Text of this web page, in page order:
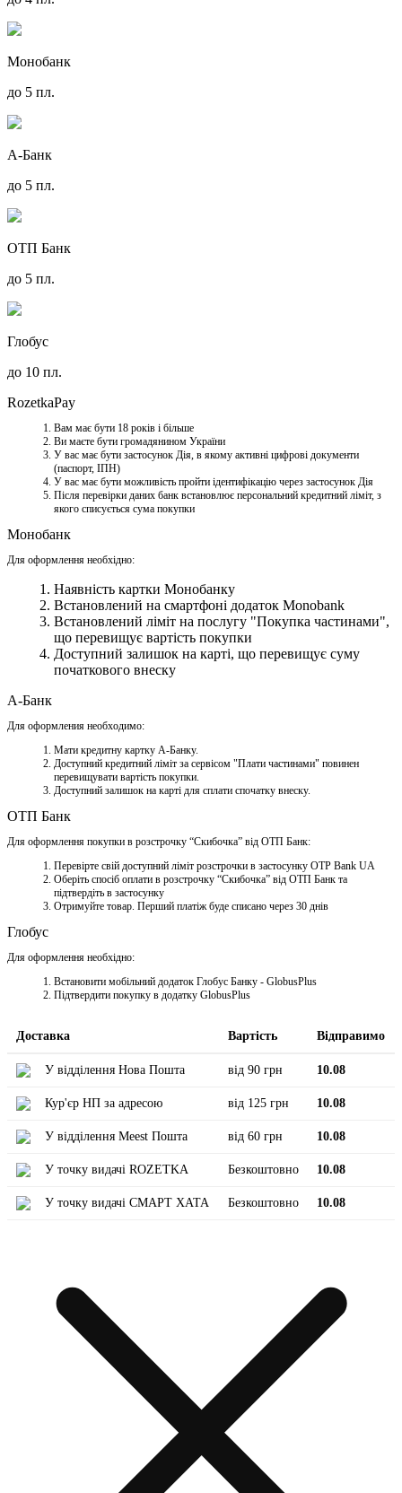
Монобанк
до 5 пл.
А-Банк
до 5 пл.
ОТП Банк
до 5 пл.
Глобус
до 10 пл.
RozetkaPay
Вам має бути 18 років і більше
Ви маєте бути громадянином України
У вас має бути застосунок Дія, в якому активні цифрові документи
(паспорт, ІПН)
У вас має бути можливість пройти ідентифікацію через застосунок Дія
Після перевірки даних банк встановлює персональний кредитний ліміт, з
якого списується сума покупки
Монобанк
Для оформлення необхідно:
Наявність картки Монобанку
Встановлений на смартфоні додаток Monobank
Встановлений ліміт на послугу "Покупка частинами",
що перевищує вартість покупки
Доступний залишок на карті, що перевищує суму
початкового внеску
А-Банк
Для оформления необходимо:
Мати кредитну картку A-Банку.
Доступний кредитний ліміт за сервісом "Плати частинами" повинен
перевищувати вартість покупки.
Доступний залишок на карті для сплати спочатку внеску.
ОТП Банк
Для оформлення покупки в розстрочку “Скибочка” від ОТП Банк:
Перевірте свій доступний ліміт розстрочки в застосунку OTP Bank UA
Оберіть спосіб оплати в розстрочку “Скибочка” від ОТП Банк та
підтвердіть в застосунку
Отримуйте товар. Перший платіж буде списано через 30 днів
Глобус
Для оформлення необхідно:
Встановити мобільний додаток Глобус Банку - GlobusPlus
Підтвердити покупку в додатку GlobusPlus
Доставка Вартість Відправимо
У відділення Нова Пошта від 90 грн 10.08
Кур'єр НП за адресою від 125 грн 10.08
У відділення Meest Пошта від 60 грн 10.08
У точку видачі ROZETKA Безкоштовно 10.08
У точку видачі СМАРТ ХАТА Безкоштовно 10.08